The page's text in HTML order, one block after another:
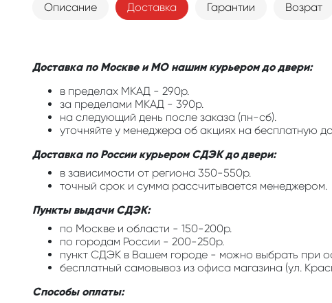
Описание Доставка Гарантии Возрат
Доставка по Москве и МО нашим курьером до двери:
в пределах МКАД - 290р.
за пределами МКАД - 390р.
на следующий день после заказа (пн-сб).
уточняйте у менеджера об акциях на бесплатную
Доставка по России курьером СДЭК до двери:
в зависимости от региона 350-550р.
точный срок и сумма рассчитывается менеджером.
Пункты выдачи СДЭК:
по Москве и области - 150-200р.
по городам России - 200-250р.
пункт СДЭК в Вашем городе - можно выбрать при
бесплатный самовывоз из офиса магазина (ул.
Способы оплаты: